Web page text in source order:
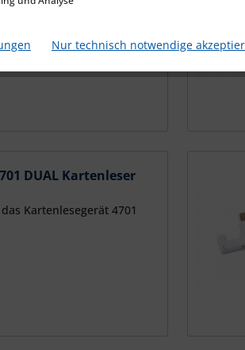
(USB) ist der ideale
Dual kombiniert
NFC Technologie
DUAL Kartenleser
Kartenlesegerät 4701
Nur technisch notwendige